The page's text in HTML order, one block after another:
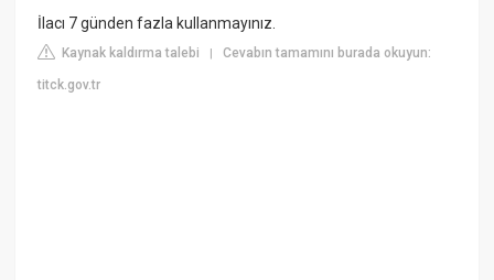
İlacı 7 günden fazla kullanmayınız.
Kaynak kaldırma talebi |Cevabın tamamını burada okuyun:
titck.gov.tr